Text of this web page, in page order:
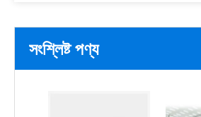
সংশ্লিষ্ট পণ্য